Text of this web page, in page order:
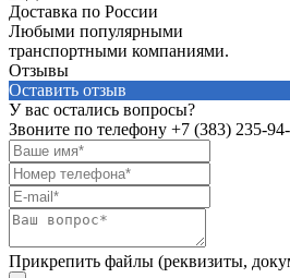
Доставка по России
Любыми популярными
транспортными компаниями.
Отзывы
Оставить отзыв
У вас остались вопросы?
Звоните по телефону +7 (383) 235-
Прикрепить файлы (реквизиты,